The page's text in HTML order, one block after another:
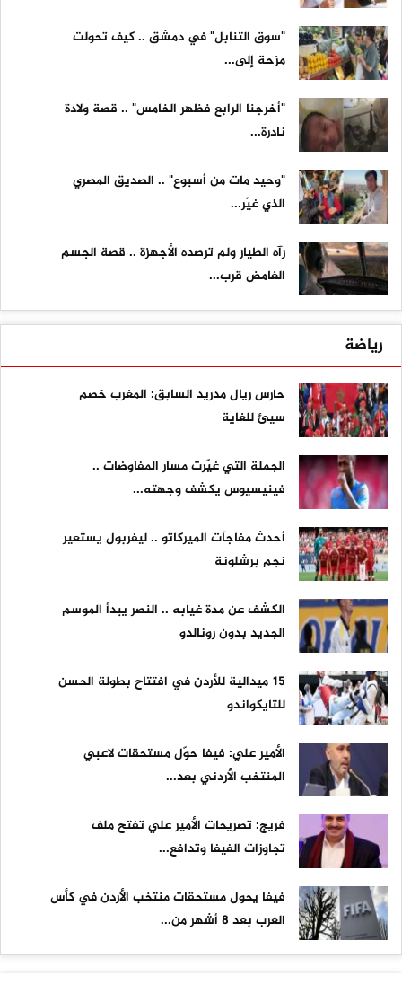
"سوق التنابل" في دمشق .. كيف تحولت
مزحة إلى...
"أخرجنا الرابع فظهر الخامس" .. قصة ولادة
نادرة...
"وحيد مات من أسبوع" .. الصديق المصري
الذي غيّر...
رآه الطيار ولم ترصده الأجهزة .. قصة الجسم
الغامض قرب...
رياضة
حارس ريال مدريد السابق: المغرب خصم
سيئ للغاية
الجملة التي غيّرت مسار المفاوضات ..
فينيسيوس يكشف وجهته...
أحدث مفاجآت الميركاتو .. ليفربول يستعير
نجم برشلونة
الكشف عن مدة غيابه .. النصر يبدأ الموسم
الجديد بدون رونالدو
15 ميدالية للأردن في افتتاح بطولة الحسن
للتايكواندو
الأمير علي: فيفا حوّل مستحقات لاعبي
المنتخب الأردني بعد...
فريج: تصريحات الأمير علي تفتح ملف
تجاوزات الفيفا وتدافع...
فيفا يحول مستحقات منتخب الأردن في كأس
العرب بعد 8 أشهر من...